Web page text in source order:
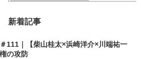
新着記事
111｜【柴山桂太×浜崎洋介×川端祐一
の攻防